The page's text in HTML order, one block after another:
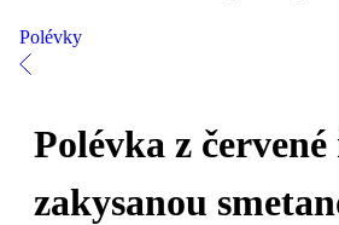
Polévky
Polévka z červené
zakysanou